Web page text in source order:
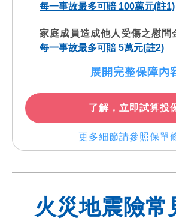
每一事故最多可賠 100萬元(註1)
家庭成員造成他人受傷之慰問
每一事故最多可賠 5萬元(註2)
展開完整保障內
了解，立即試算投
更多細節請參照保單
火災地震險常